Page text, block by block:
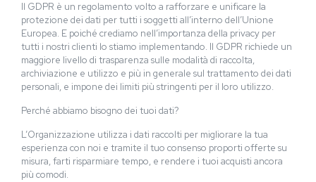
Il GDPR è un regolamento volto a rafforzare e unificare la
protezione dei dati per tutti i soggetti all’interno dell’Unione
Europea. E poiché crediamo nell’importanza della privacy per
tutti i nostri clienti lo stiamo implementando. Il GDPR richiede un
maggiore livello di trasparenza sulle modalità di raccolta,
archiviazione e utilizzo e più in generale sul trattamento dei dati
personali, e impone dei limiti più stringenti per il loro utilizzo.
Perché abbiamo bisogno dei tuoi dati?
L’Organizzazione utilizza i dati raccolti per migliorare la tua
esperienza con noi e tramite il tuo consenso proporti offerte su
misura, farti risparmiare tempo, e rendere i tuoi acquisti ancora
più comodi.